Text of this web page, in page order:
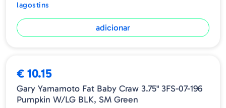
lagostins
adicionar
€ 10.15
Gary Yamamoto Fat Baby Craw 3.75" 3FS-07-196
Pumpkin W/LG BLK, SM Green